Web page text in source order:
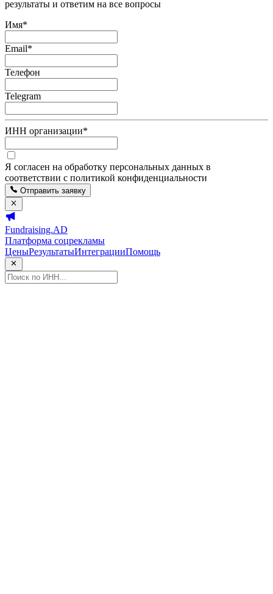
результаты и ответим на все вопросы
Имя*
Email*
Телефон
Telegram
ИНН организации*
Я согласен на обработку персональных данных в
соответствии с политикой конфиденциальности
Отправить заявку
Fundraising.AD
Платформа соцрекламы
ЦеныРезультатыИнтеграцииПомощь